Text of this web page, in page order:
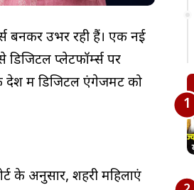
बनकर उभर रही हैं। एक नई
प्लेटफॉर्म्स पर
देश में डिजिटल एंगेजमेंट को
के अनुसार, शहरी महिलाएं